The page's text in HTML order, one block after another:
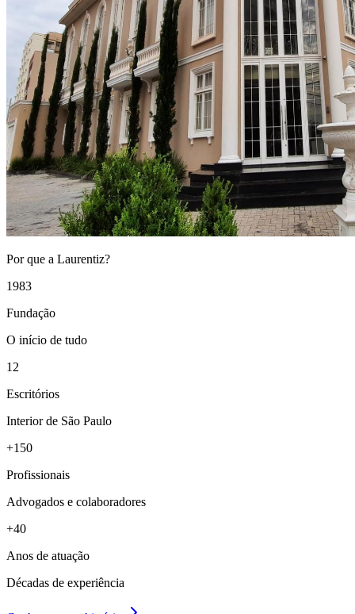
Por que a Laurentiz?
1983
Fundação
O início de tudo
12
Escritórios
Interior de São Paulo
+150
Profissionais
Advogados e colaboradores
+40
Anos de atuação
Décadas de experiência